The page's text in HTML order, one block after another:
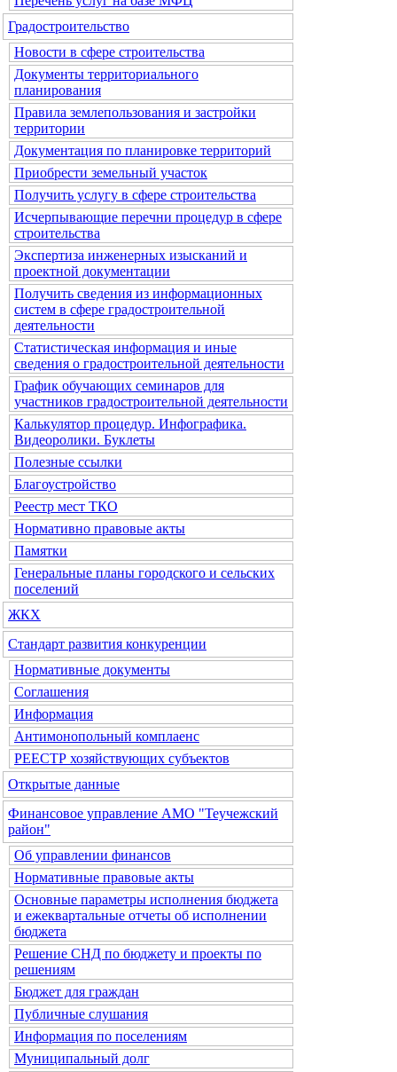
Градостроительство
Новости в сфере строительства
Документы территориального
планирования
Правила землепользования и застройки
территории
Документация по планировке территорий
Приобрести земельный участок
Получить услугу в сфере строительства
Исчерпывающие перечни процедур в сфере
строительства
Экспертиза инженерных изысканий и
проектной документации
Получить сведения из информационных
систем в сфере градостроительной
деятельности
Статистическая информация и иные
сведения о градостроительной деятельности
График обучающих семинаров для
участников градостроительной деятельности
Калькулятор процедур. Инфографика.
Видеоролики. Буклеты
Полезные ссылки
Благоустройство
Реестр мест ТКО
Нормативно правовые акты
Памятки
Генеральные планы городского и сельских
поселений
ЖКХ
Стандарт развития конкуренции
Нормативные документы
Соглашения
Информация
Антимонопольный комплаенс
РЕЕСТР хозяйствующих субъектов
Открытые данные
Финансовое управление АМО "Теучежский
район"
Об управлении финансов
Нормативные правовые акты
Основные параметры исполнения бюджета
и ежеквартальные отчеты об исполнении
бюджета
Решение СНД по бюджету и проекты по
решениям
Бюджет для граждан
Публичные слушания
Информация по поселениям
Муниципальный долг